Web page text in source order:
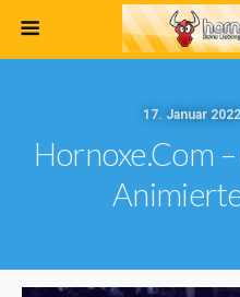
17. Januar
Hornoxe.com